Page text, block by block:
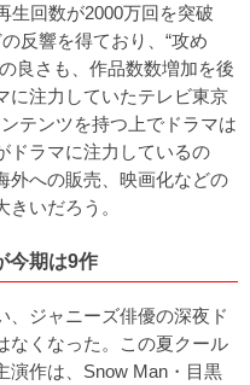
生回数が2000万回を突破
反響を得ており、“攻め
良さも、作品数数増加を後
に注力していたテレビ東京
テンツを持つ上でドラマは
ドラマに注力しているの
外への販売、映画化などの
いだろう。
今期は9作
ジャニーズ俳優の深夜ド
なくなった。この夏クール
演作は、Snow Man・目黒